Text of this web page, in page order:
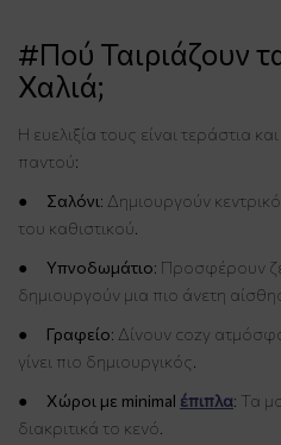
#Πού Ταιριάζουν
Χαλιά;
Η ευελιξία τους είναι τεράστια
παντού:
●
Σαλόνι: Δημιουργούν
του καθιστικού.
●
Υπνοδωμάτιο: Προσφέρουν
δημιουργούν μια πιο άνετη
●
Γραφείο: Δίνουν cozy
γίνει πιο δημιουργικός.
●
Χώροι με minimal έπιπλα: Τα
διακριτικά το κενό.